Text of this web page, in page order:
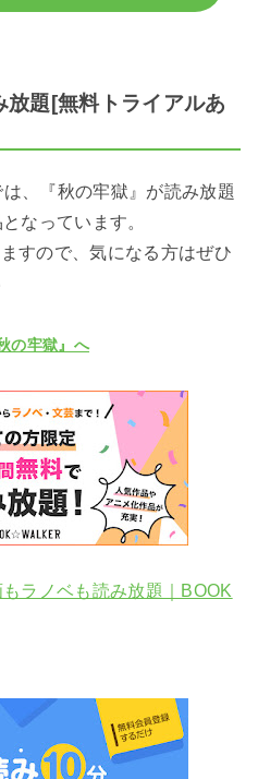
題[無料トライアルあ
、『秋の牢獄』が読み放題
なっています。
すので、気になる方はぜひ
の牢獄』へ
ラノベも読み放題｜BOOK